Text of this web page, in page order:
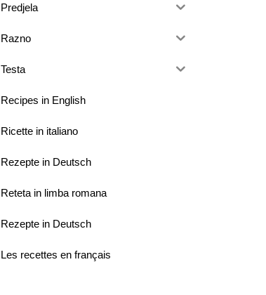
Predjela
Razno
Testa
Recipes in English
Ricette in italiano
Rezepte in Deutsch
Reteta in limba romana
Rezepte in Deutsch
Les recettes en français